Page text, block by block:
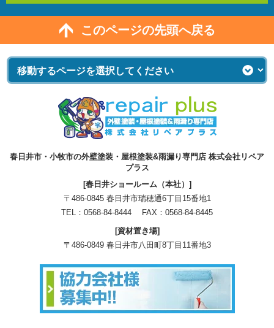
このページの先頭へ戻る
春日井市・小牧市の外壁塗装・屋根塗装&雨漏り専門店 株式会社リペア
プラス
[春日井ショールーム（本社）]
〒486-0845 春日井市瑞穂通6丁目15番地1
TEL： 0568-84-8444 FAX：0568-84-8445
[資材置き場]
〒486-0849 春日井市八田町8丁目11番地3